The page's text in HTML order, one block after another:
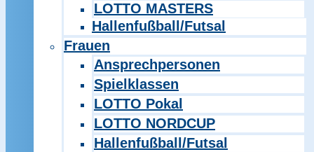
LOTTO MASTERS
Hallenfußball/Futsal
Frauen
Ansprechpersonen
Spielklassen
LOTTO Pokal
LOTTO NORDCUP
Hallenfußball/Futsal